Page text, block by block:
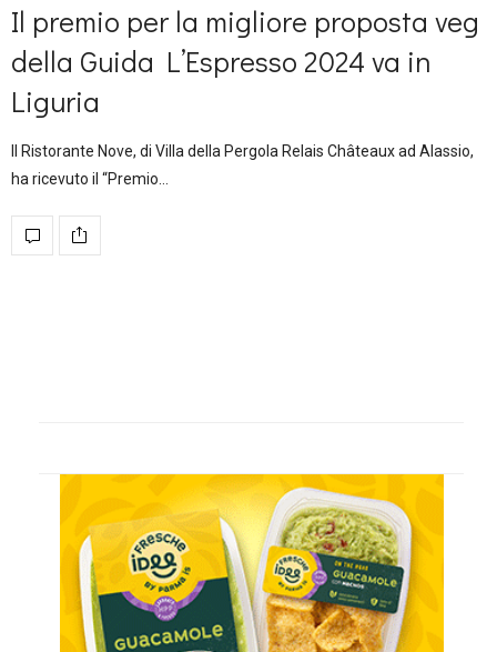
Il premio per la migliore proposta veg
della Guida L’Espresso 2024 va in
Liguria
Il Ristorante Nove, di Villa della Pergola Relais Châteaux ad Alassio,
ha ricevuto il “Premio…